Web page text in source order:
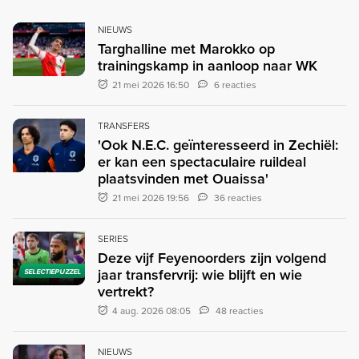
NIEUWS
Targhalline met Marokko op
trainingskamp in aanloop naar WK
21 mei 2026 16:50 6 reacties
TRANSFERS
'Ook N.E.C. geïnteresseerd in Zechiël:
er kan een spectaculaire ruildeal
plaatsvinden met Ouaissa'
21 mei 2026 19:56 36 reacties
SELECTIEPUZZEL
SERIES
Deze vijf Feyenoorders zijn volgend
jaar transfervrij: wie blijft en wie
vertrekt?
4 aug. 2026 08:05 48 reacties
NIEUWS